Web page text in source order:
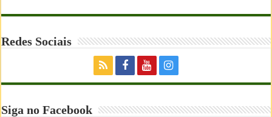
Redes Sociais
Siga no Facebook